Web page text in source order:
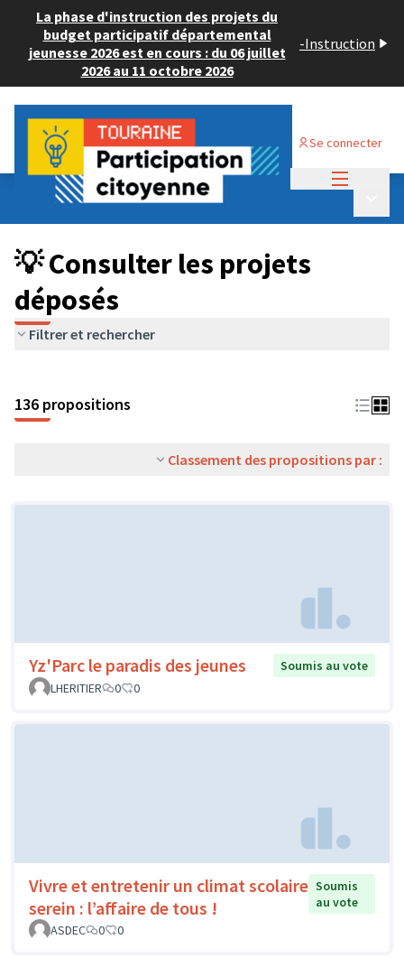
La phase d'instruction des projets du
budget participatif départemental
jeunesse 2026 est en cours : du 06 juillet
2026 au 11 octobre 2026
-Instruction
Se connecter
Budget Participatif JEUNESSE 2024
💡 Consulter les projets déposés
💡 Consulter les projets
déposés
Filtrer et rechercher
136 propositions
Classement des propositions par :
Yz'Parc le paradis des jeunes
Soumis au vote
LHERITIER
0 0
Vivre et entretenir un climat scolaire
serein : l’affaire de tous !
Soumis
au vote
ASDEC
0 0